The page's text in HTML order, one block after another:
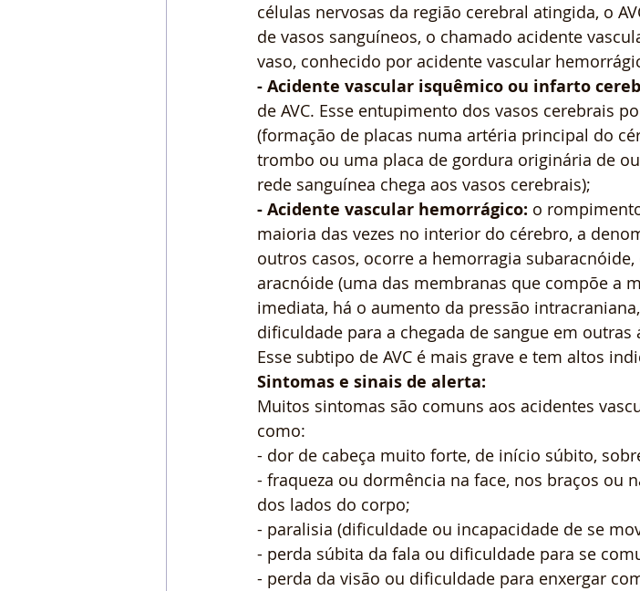
células nervosas da região cerebral atingida, o
de vasos sanguíneos, o chamado acidente
vaso, conhecido por acidente vascular
- Acidente vascular isquêmico ou infarto
de AVC. Esse entupimento dos vasos cerebrais
(formação de placas numa artéria principal do
trombo ou uma placa de gordura originária de
rede sanguínea chega aos vasos cerebrais);
- Acidente vascular hemorrágico: o
maioria das vezes no interior do cérebro, a
outros casos, ocorre a hemorragia
aracnóide (uma das membranas que compõe a
imediata, há o aumento da pressão
dificuldade para a chegada de sangue em outras
Esse subtipo de AVC é mais grave e tem altos
Sintomas e sinais de alerta:
Muitos sintomas são comuns aos acidentes
como:
- dor de cabeça muito forte, de início súbito,
- fraqueza ou dormência na face, nos braços ou
dos lados do corpo;
- paralisia (dificuldade ou incapacidade de se
- perda súbita da fala ou dificuldade para se
- perda da visão ou dificuldade para enxergar